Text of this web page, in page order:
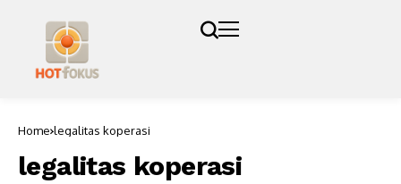
Home legalitas koperasi
legalitas koperasi